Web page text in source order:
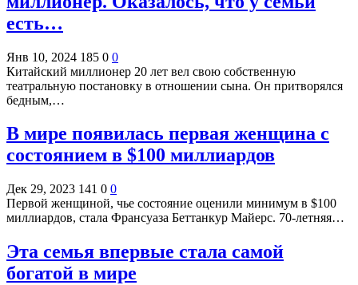
есть…
Янв 10, 2024 185 0 0
Китайский миллионер 20 лет вел свою собственную
театральную постановку в отношении сына. Он притворялся
бедным,…
В мире появилась первая женщина с
состоянием в $100 миллиардов
Дек 29, 2023 141 0 0
Первой женщиной, чье состояние оценили минимум в $100
миллиардов, стала Франсуаза Беттанкур Майерс. 70-летняя…
Эта семья впервые стала самой
богатой в мире